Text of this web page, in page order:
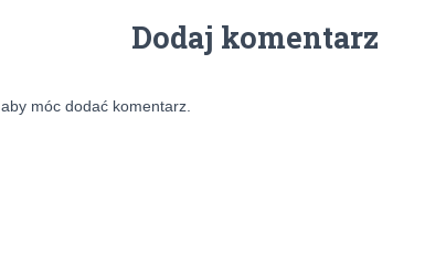
Dodaj komentarz
, aby móc dodać komentarz.